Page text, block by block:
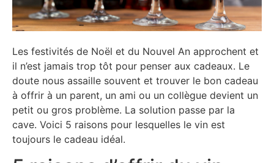
Les festivités de Noël et du Nouvel An approchent et
il n’est jamais trop tôt pour penser aux cadeaux. Le
doute nous assaille souvent et trouver le bon cadeau
à offrir à un parent, un ami ou un collègue devient un
petit ou gros problème. La solution passe par la
cave. Voici 5 raisons pour lesquelles le vin est
toujours le cadeau idéal.